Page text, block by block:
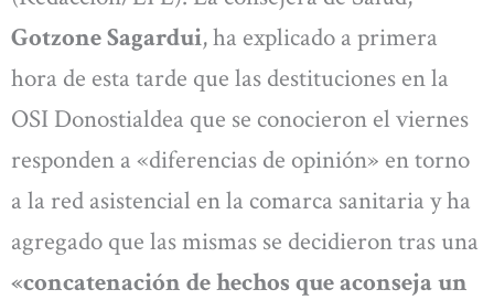
Gotzone Sagardui, ha explicado a primera
hora de esta tarde que las destituciones en la
OSI Donostialdea que se conocieron el viernes
responden a «diferencias de opinión» en torno
a la red asistencial en la comarca sanitaria y ha
agregado que las mismas se decidieron tras una
«concatenación de hechos que aconseja un